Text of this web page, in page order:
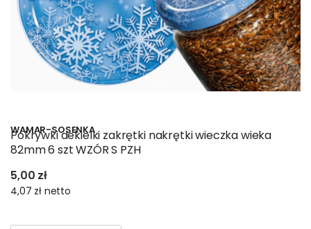
WAMAR-SOSENKA
Pokrywki dekielki zakrętki nakrętki wieczka wieka
82mm 6 szt WZÓR S PZH
5,00 zł
4,07 zł netto